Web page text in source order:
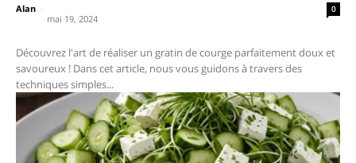
Alan
mai 19, 2024
0
Découvrez l'art de réaliser un gratin de courge parfaitement doux et
savoureux ! Dans cet article, nous vous guidons à travers des
techniques simples...